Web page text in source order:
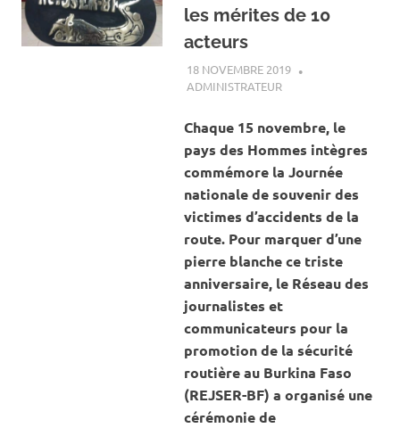
les mérites de 10
acteurs
18 NOVEMBRE 2019
ADMINISTRATEURACTUALITÉ
Chaque 15 novembre, le
pays des Hommes intègres
commémore la Journée
nationale de souvenir des
victimes d’accidents de la
route. Pour marquer d’une
pierre blanche ce triste
anniversaire, le Réseau des
journalistes et
communicateurs pour la
promotion de la sécurité
routière au Burkina Faso
(REJSER-BF) a organisé une
cérémonie de